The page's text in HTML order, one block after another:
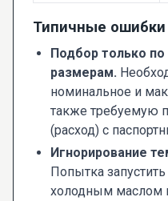
Типичные ошибки
Подбор только
размерам.
номинальное и
также требуемую
(расход) с
Игнорирование
Попытка
холодным маслом